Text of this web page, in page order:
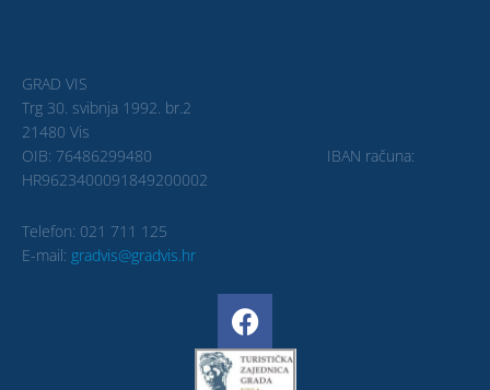
GRAD VIS
Trg 30. svibnja 1992. br.2
21480 Vis
OIB: 76486299480 IBAN računa:
HR9623400091849200002
Telefon: 021 711 125
E-mail: gradvis@gradvis.hr
F
a
c